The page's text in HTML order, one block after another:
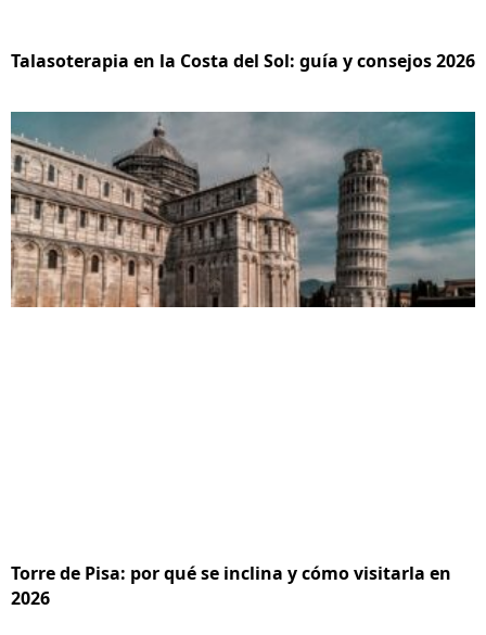
Talasoterapia en la Costa del Sol: guía y consejos 2026
Torre de Pisa: por qué se inclina y cómo visitarla en
2026